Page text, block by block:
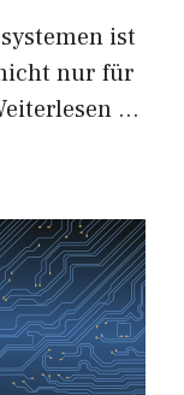
ist
nur für
…